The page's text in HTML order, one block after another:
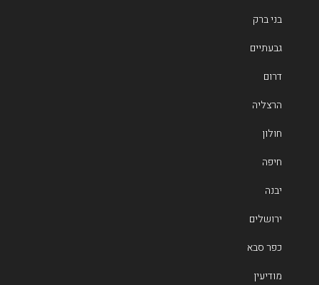
בני ברק
גבעתיים
דרום
הרצליה
חולון
חיפה
יבנה
ירושלים
כפר סבא
מודיעין